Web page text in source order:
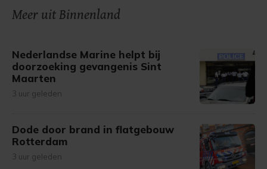
gemaakte keuze altijd wijzigen of intrekken.
Meer uit Binnenland
Nederlandse Marine helpt bij
doorzoeking gevangenis Sint
Maarten
3 uur geleden
Dode door brand in flatgebouw
Rotterdam
3 uur geleden